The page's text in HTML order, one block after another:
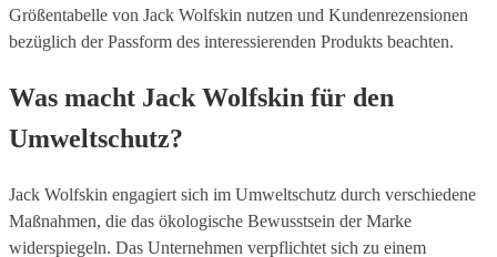
Größentabelle von Jack Wolfskin nutzen und Kundenrezensionen
bezüglich der Passform des interessierenden Produkts beachten.
Was macht Jack Wolfskin für den
Umweltschutz?
Jack Wolfskin engagiert sich im Umweltschutz durch verschiedene
Maßnahmen, die das ökologische Bewusstsein der Marke
widerspiegeln. Das Unternehmen verpflichtet sich zu einem